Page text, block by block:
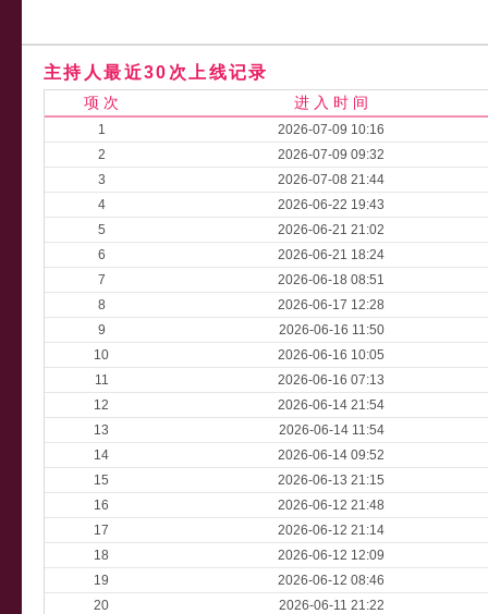
主持人最近30次上线记录
项 次 进 入 时 间
1
2026-07-09 10:16
2
2026-07-09 09:32
3
2026-07-08 21:44
4
2026-06-22 19:43
5
2026-06-21 21:02
6
2026-06-21 18:24
7
2026-06-18 08:51
8
2026-06-17 12:28
9
2026-06-16 11:50
10
2026-06-16 10:05
11
2026-06-16 07:13
12
2026-06-14 21:54
13
2026-06-14 11:54
14
2026-06-14 09:52
15
2026-06-13 21:15
16
2026-06-12 21:48
17
2026-06-12 21:14
18
2026-06-12 12:09
19
2026-06-12 08:46
20
2026-06-11 21:22